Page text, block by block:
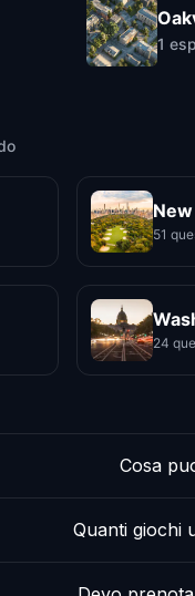
1
51
24
Cosa
Quanti giochi